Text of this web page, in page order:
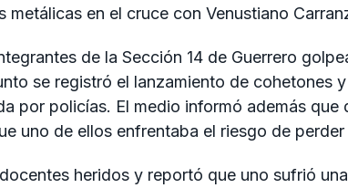
metálicas en el cruce con Venustiano
de la Sección 14 de Guerrero
se registró el lanzamiento de cohetones
por policías. El medio informó además que
uno de ellos enfrentaba el riesgo de perder
heridos y reportó que uno sufrió